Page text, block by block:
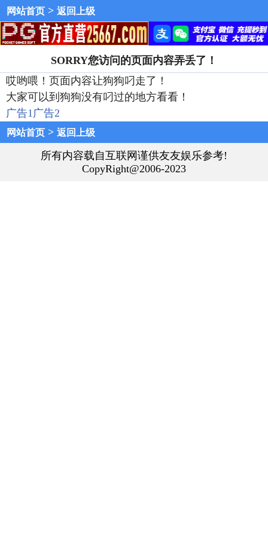
网站首页 > 返回上级
SORRY您访问的页面内容弄丢了！
哎哟喂！页面内容让狗狗叼走了！
大家可以到狗狗没有叼过的地方看看！
广告1广告2
网站首页 > 返回上级
所有内容载自互联网谨供友友娱乐参考!
CopyRight@2006-2023